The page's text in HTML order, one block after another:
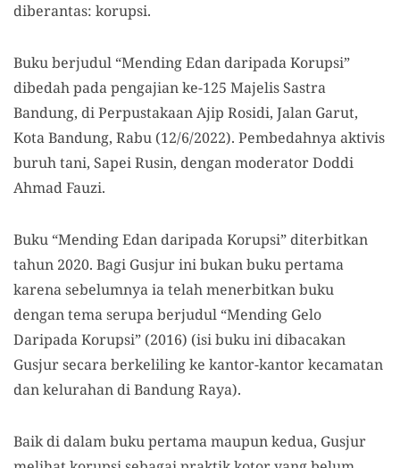
diberantas: korupsi.
Buku berjudul “Mending Edan daripada Korupsi”
dibedah pada pengajian ke-125 Majelis Sastra
Bandung, di Perpustakaan Ajip Rosidi, Jalan Garut,
Kota Bandung, Rabu (12/6/2022). Pembedahnya aktivis
buruh tani, Sapei Rusin, dengan moderator Doddi
Ahmad Fauzi.
Buku “Mending Edan daripada Korupsi” diterbitkan
tahun 2020. Bagi Gusjur ini bukan buku pertama
karena sebelumnya ia telah menerbitkan buku
dengan tema serupa berjudul “Mending Gelo
Daripada Korupsi” (2016) (isi buku ini dibacakan
Gusjur secara berkeliling ke kantor-kantor kecamatan
dan kelurahan di Bandung Raya).
Baik di dalam buku pertama maupun kedua, Gusjur